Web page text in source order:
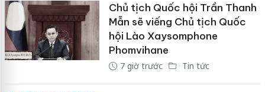
Chủ tịch Quốc hội Trần Thanh
Mẫn sẽ viếng Chủ tịch Quốc
hội Lào Xaysomphone
Phomvihane
7 giờ trước Tin tức